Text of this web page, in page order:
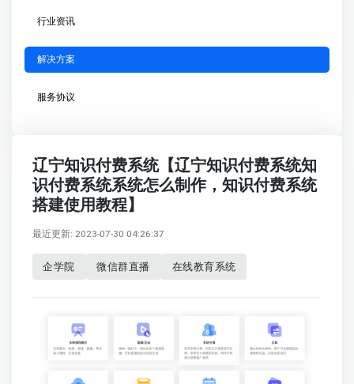
行业资讯
解决方案
服务协议
辽宁知识付费系统【辽宁知识付费系统知
识付费系统系统怎么制作，知识付费系统
搭建使用教程】
最近更新: 2023-07-30 04:26:37
企学院 微信群直播 在线教育系统